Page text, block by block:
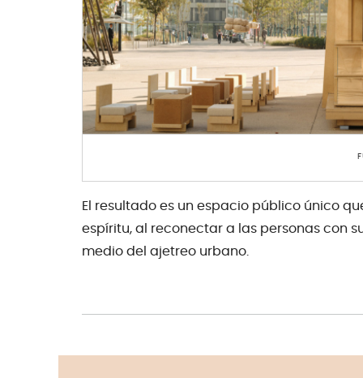
El resultado es un espacio público único
espíritu, al reconectar a las personas con
medio del ajetreo urbano.